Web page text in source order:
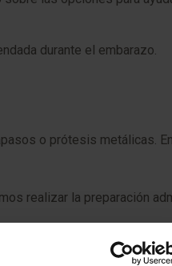
durante el embarazo.
o prótesis metálicas.
realizar la preparación
leer y firmar.